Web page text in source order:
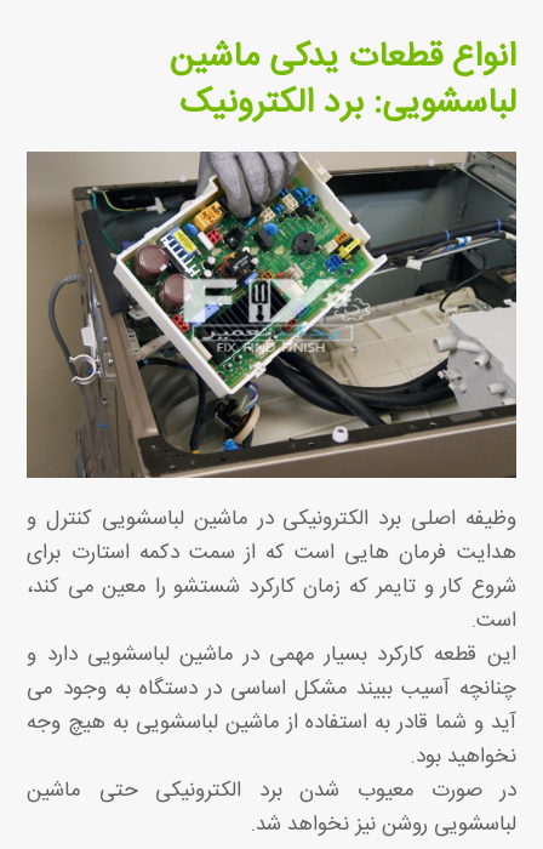
انواع قطعات یدکی ماشین
لباسشویی: برد الکترونیک
وظیفه اصلی برد الکترونیکی در ماشین لباسشویی کنترل و
هدایت فرمان هایی است که از سمت دکمه استارت برای
شروع کار و تایمر که زمان کارکرد شستشو را معین می کند،
است.
این قطعه کارکرد بسیار مهمی در ماشین لباسشویی دارد و
چنانچه آسیب ببیند مشکل اساسی در دستگاه به وجود می
آید و شما قادر به استفاده از ماشین لباسشویی به هیچ وجه
نخواهید بود.
در صورت معیوب شدن برد الکترونیکی حتی ماشین
لباسشویی روشن نیز نخواهد شد.